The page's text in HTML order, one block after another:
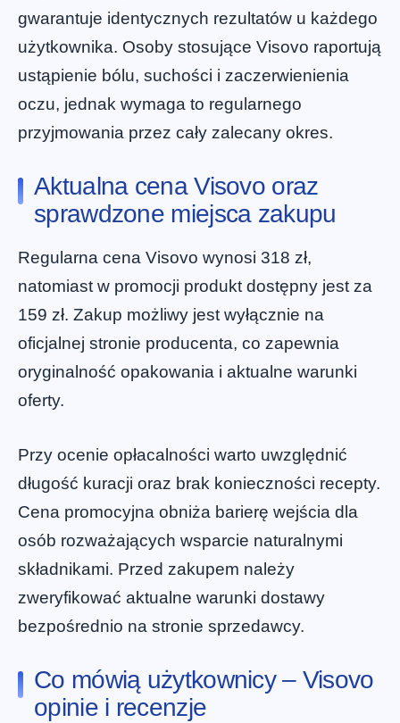
gwarantuje identycznych rezultatów u każdego
użytkownika. Osoby stosujące Visovo raportują
ustąpienie bólu, suchości i zaczerwienienia
oczu, jednak wymaga to regularnego
przyjmowania przez cały zalecany okres.
Aktualna cena Visovo oraz
sprawdzone miejsca zakupu
Regularna cena Visovo wynosi 318 zł,
natomiast w promocji produkt dostępny jest za
159 zł. Zakup możliwy jest wyłącznie na
oficjalnej stronie producenta, co zapewnia
oryginalność opakowania i aktualne warunki
oferty.
Przy ocenie opłacalności warto uwzględnić
długość kuracji oraz brak konieczności recepty.
Cena promocyjna obniża barierę wejścia dla
osób rozważających wsparcie naturalnymi
składnikami. Przed zakupem należy
zweryfikować aktualne warunki dostawy
bezpośrednio na stronie sprzedawcy.
Co mówią użytkownicy – Visovo
opinie i recenzje